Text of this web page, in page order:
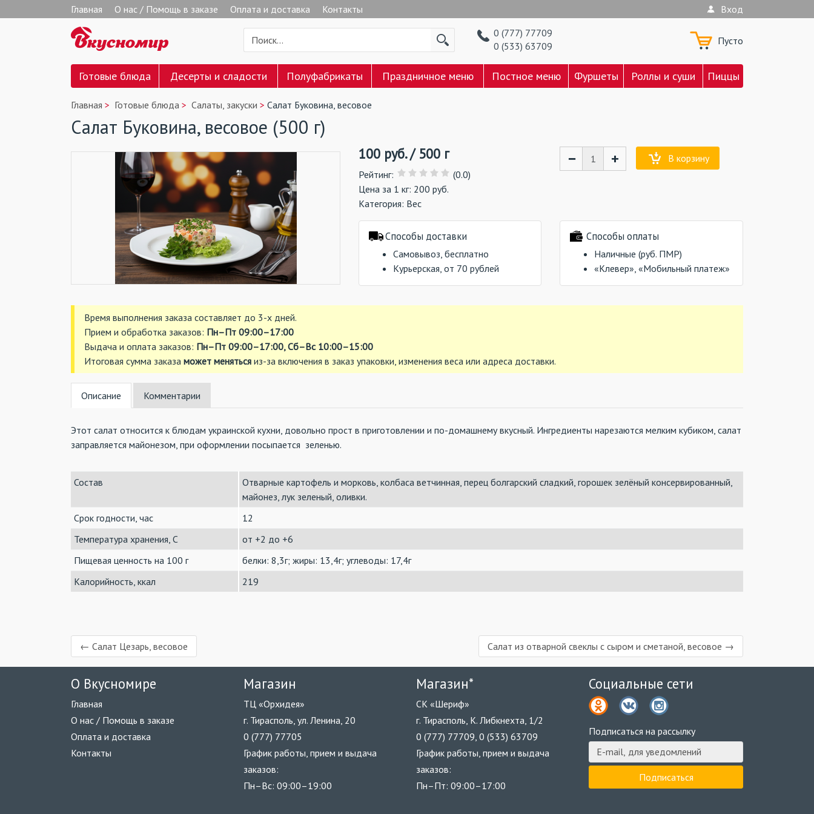
Главная О нас / Помощь в заказе Оплата и доставка Контакты Вход
Пусто
0 (777) 77709
0 (533) 63709
Готовые блюда Десерты и сладости Полуфабрикаты Праздничное меню Постное меню Фуршеты Роллы и суши Пиццы
Главная Готовые блюда Салаты, закуски Салат Буковина, весовое
Салат Буковина, весовое (500 г)
100 руб./ 500 г
Рейтинг:
(0.0)
Цена за 1 кг: 200 руб.
Категория: Вес
− + В корзину
Способы доставки
Самовывоз, бесплатно
Курьерская, от 70 рублей
Способы оплаты
Наличные (руб. ПМР)
«Клевер», «Мобильный платеж»
Время выполнения заказа составляет до 3-х дней.
Прием и обработка заказов: Пн–Пт 09:00–17:00
Выдача и оплата заказов: Пн–Пт 09:00–17:00, Сб–Вс 10:00–15:00
Итоговая сумма заказа может меняться из-за включения в заказ упаковки, изменения веса или адреса доставки.
Описание Комментарии
Этот салат относится к блюдам украинской кухни, довольно прост в приготовлении и по-домашнему вкусный. Ингредиенты нарезаются мелким кубиком, салат
заправляется майонезом, при оформлении посыпается зеленью.
Состав
Отварные картофель и морковь, колбаса ветчинная, перец болгарский сладкий, горошек зелёный консервированный,
майонез, лук зеленый, оливки.
Срок годности, час
12
Температура хранения, C
от +2 до +6
Пищевая ценность на 100 г
белки: 8,3г; жиры: 13,4г; углеводы: 17,4г
Калорийность, ккал
219
← Салат Цезарь, весовое Салат из отварной свеклы с сыром и сметаной, весовое →
О Вкусномире
Главная
О нас / Помощь в заказе
Оплата и доставка
Контакты
Магазин
ТЦ «Орхидея»
г. Тирасполь, ул. Ленина, 20
0 (777) 77705
График работы, прием и выдача
заказов:
Пн–Вс: 09:00–19:00
Магазин*
СК «Шериф»
г. Тирасполь, К. Либкнехта, 1/2
0 (777) 77709, 0 (533) 63709
График работы, прием и выдача
заказов:
Пн–Пт: 09:00–17:00
Социальные сети
Подписаться на рассылку